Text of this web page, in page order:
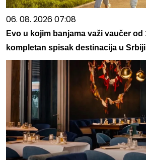
06. 08. 2026 07:08
Evo u kojim banjama važi vaučer od
kompletan spisak destinacija u Srbiji